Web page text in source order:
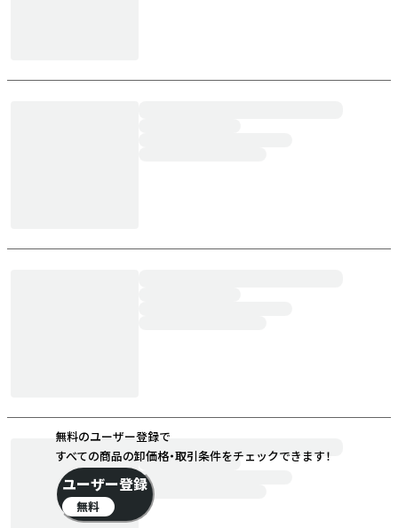
無料のユーザー登録で
すべての商品の卸価格・取引条件をチェックできます！
ユーザー登録
無料